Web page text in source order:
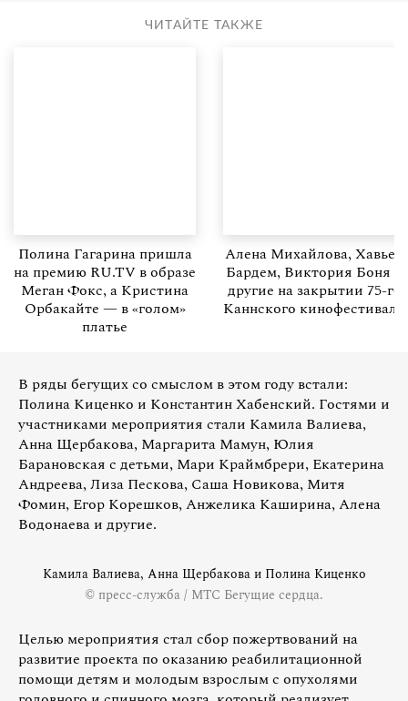
ЧИТАЙТЕ ТАКЖЕ
Полина Гагарина пришла
на премию RU.TV в образе
Меган Фокс, а Кристина
Орбакайте — в «голом»
платье
Алена Михайлова, Хавьер
Бардем, Виктория Боня и
другие на закрытии 75-го
Каннского кинофестиваля
В ряды бегущих со смыслом в этом году встали:
Полина Киценко и Константин Хабенский. Гостями и
участниками мероприятия стали Камила Валиева,
Анна Щербакова, Маргарита Мамун, Юлия
Барановская с детьми, Мари Краймбрери, Екатерина
Андреева, Лиза Пескова, Саша Новикова, Митя
Фомин, Егор Корешков, Анжелика Каширина, Алена
Водонаева и другие.
Камила Валиева, Анна Щербакова и Полина Киценко
© пресс-служба / МТС Бегущие сердца.
Целью мероприятия стал сбор пожертвований на
развитие проекта по оказанию реабилитационной
помощи детям и молодым взрослым с опухолями